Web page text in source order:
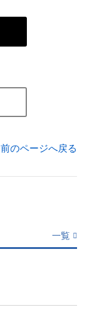
前のページへ戻る
一覧